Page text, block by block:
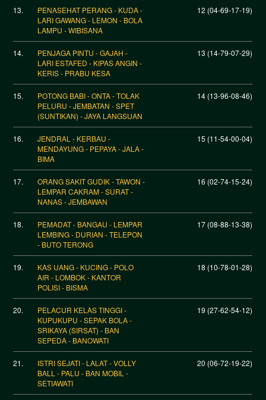
13.
PENASEHAT PERANG - KUDA -
LARI GAWANG - LEMON - BOLA
LAMPU - WIBISANA
12 (04-69-17-19)
14.
PENJAGA PINTU - GAJAH -
LARI ESTAFED - KIPAS ANGIN -
KERIS - PRABU KESA
13 (14-79-07-29)
15.
POTONG BABI - ONTA - TOLAK
PELURU - JEMBATAN - SPET
(SUNTIKAN) - JAYA LANGSUAN
14 (13-96-08-46)
16.
JENDRAL - KERBAU -
MENDAYUNG - PEPAYA - JALA -
BIMA
15 (11-54-00-04)
17.
ORANG SAKIT GUDIK - TAWON -
LEMPAR CAKRAM - SURAT -
NANAS - JEMBAWAN
16 (02-74-15-24)
18.
PEMADAT - BANGAU - LEMPAR
LEMBING - DURIAN - TELEPON
- BUTO TERONG
17 (08-88-13-38)
19.
KAS UANG - KUCING - POLO
AIR - LOMBOK - KANTOR
POLISI - BISMA
18 (10-78-01-28)
20.
PELACUR KELAS TINGGI -
KUPUKUPU - SEPAK BOLA -
SRIKAYA (SIRSAT) - BAN
SEPEDA - BANOWATI
19 (27-62-54-12)
21.
ISTRI SEJATI - LALAT - VOLLY
BALL - PALU - BAN MOBIL -
SETIAWATI
20 (06-72-19-22)